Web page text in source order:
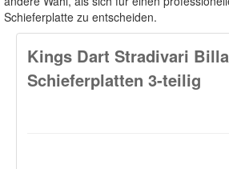
Schieferplatte zu entscheiden.
Kings Dart Stradivari
Schieferplatten 3-teilig